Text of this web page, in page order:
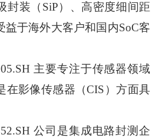
封装（SiP）、高密度细间距
益于海外大客户和国内SoC客
主要专注于传感器领域
在影像传感器（CIS）方面具
公司是集成电路封测企